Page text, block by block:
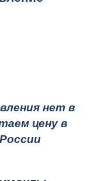
нет в
цену в